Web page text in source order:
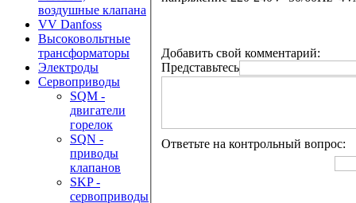
воздушные клапана
VV Danfoss
Высоковольтные
трансформаторы
Электроды
Сервоприводы
SQM -
двигатели
горелок
SQN -
приводы
клапанов
SKP -
сервоприводы
Добавить свой комментарий:
Представьтесь
Ответьте на контрольный вопрос: